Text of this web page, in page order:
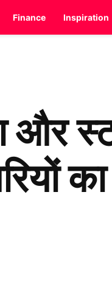
Finance Inspiration